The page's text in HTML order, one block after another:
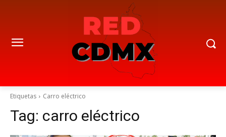
Etiquetas Carro eléctrico
Tag: carro eléctrico